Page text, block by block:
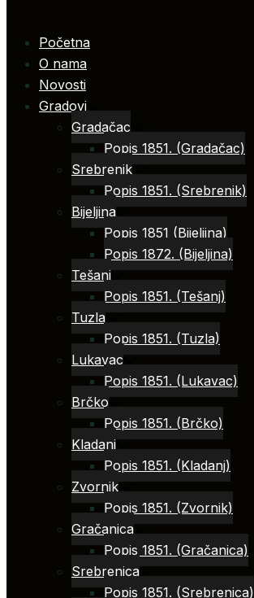
Početna
O nama
Novosti
Gradovi
Gradačac
Popis 1851. (Gradačac)
Srebrenik
Popis 1851. (Srebrenik)
Bijeljina
Popis 1851 (Bijeljina)
Popis 1872. (Bijeljina)
Tešanj
Popis 1851. (Tešanj)
Tuzla
Popis 1851. (Tuzla)
Lukavac
Popis 1851. (Lukavac)
Brčko
Popis 1851. (Brčko)
Kladanj
Popis 1851. (Kladanj)
Zvornik
Popis 1851. (Zvornik)
Gračanica
Popis 1851. (Gračanica)
Srebrenica
Popis 1851. (Srebrenica)